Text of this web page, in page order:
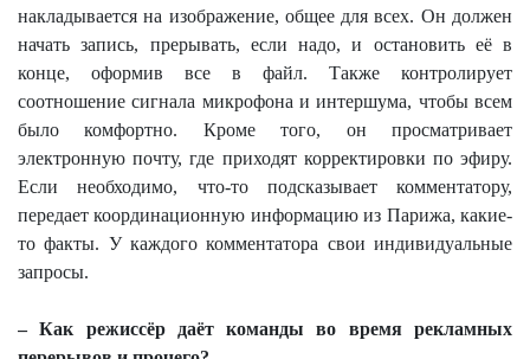
накладывается на изображение, общее для всех. Он должен
начать запись, прерывать, если надо, и остановить её в
конце, оформив все в файл. Также контролирует
соотношение сигнала микрофона и интершума, чтобы всем
было комфортно. Кроме того, он просматривает
электронную почту, где приходят корректировки по эфиру.
Если необходимо, что-то подсказывает комментатору,
передает координационную информацию из Парижа, какие-
то факты. У каждого комментатора свои индивидуальные
запросы.
– Как режиссёр даёт команды во время рекламных